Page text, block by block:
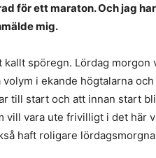
för ett maraton. Och jag
mig.
kallt spöregn. Lördag morgon
volym i ekande högtalarna
till start och att innan start
vill vara ute frivilligt i det här
haft roligare